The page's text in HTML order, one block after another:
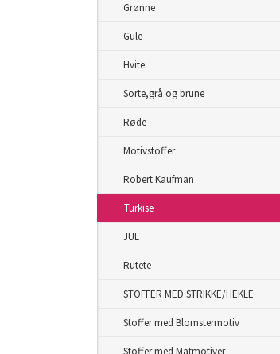
Grønne
Gule
Hvite
Sorte,grå og brune
Røde
Motivstoffer
Robert Kaufman
Turkise
JUL
Rutete
STOFFER MED STRIKKE/HEKLE
Stoffer med Blomstermotiv
Stoffer med Matmotiver